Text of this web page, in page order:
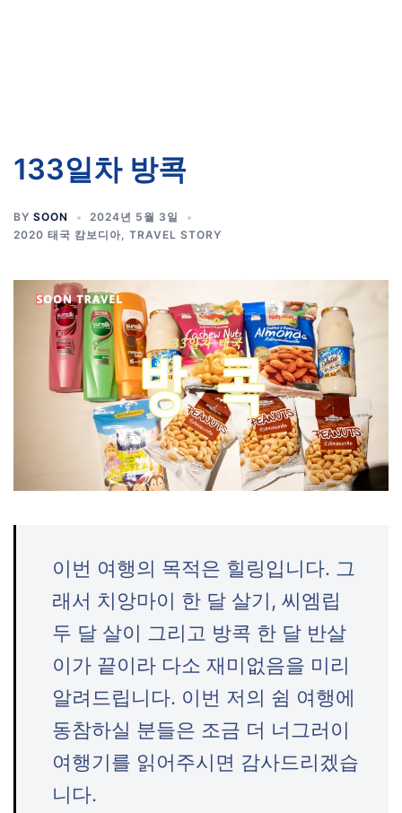
133일차 방콕
BY SOON
2024년 5월 3일
2020 태국 캄보디아, TRAVEL STORY
이번 여행의 목적은 힐링입니다. 그
래서 치앙마이 한 달 살기, 씨엠립
두 달 살이 그리고 방콕 한 달 반살
이가 끝이라 다소 재미없음을 미리
알려드립니다. 이번 저의 쉼 여행에
동참하실 분들은 조금 더 너그러이
여행기를 읽어주시면 감사드리겠습
니다.